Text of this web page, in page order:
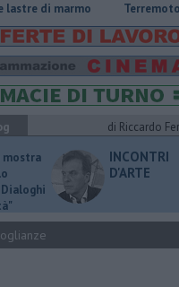
marmo Terremoto di
di Riccardo
mostra
INCONTRI
D'ARTE